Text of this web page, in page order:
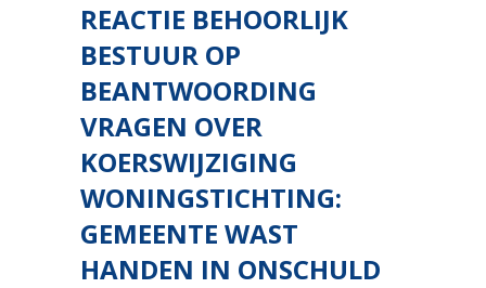
REACTIE BEHOORLIJK
BESTUUR OP
BEANTWOORDING
VRAGEN OVER
KOERSWIJZIGING
WONINGSTICHTING:
GEMEENTE WAST
HANDEN IN ONSCHULD